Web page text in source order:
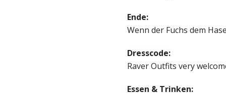
Ende:
Wenn der Fuchs dem
Dresscode:
Raver Outfits very
Essen & Trinken: